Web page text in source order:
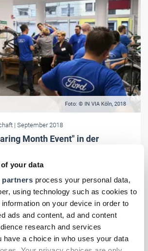
your data
partners process your personal data,
using technology such as cookies to
on your device in order to
ads and content, ad and content
research and services
have a choice in who uses your data
Foto: © IN VIA Köln, 2018
| September 2018
Month Event" in der
(CSR) helfen: 26 Ford-